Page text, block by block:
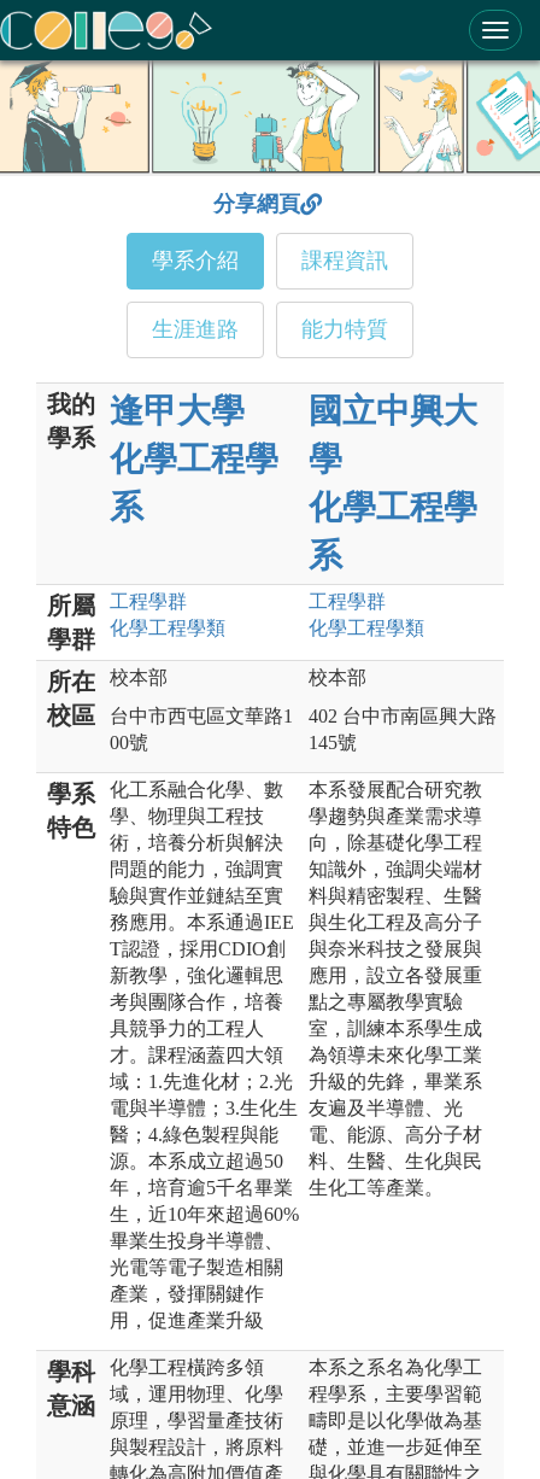
ColleGo! 大學選才與高中育才輔助系統
分享網頁
學系介紹 課程資訊
生涯進路 能力特質
我的
學系
逢甲大學
化學工程學
系
國立中興大
學
化學工程學
系
所屬
學群
工程學群
化學工程學類
工程學群
化學工程學類
所在
校區
校本部
台中市西屯區文華路1
00號
校本部
402 台中市南區興大路
145號
學系
特色
化工系融合化學、數
學、物理與工程技
術，培養分析與解決
問題的能力，強調實
驗與實作並鏈結至實
務應用。本系通過IEE
T認證，採用CDIO創
新教學，強化邏輯思
考與團隊合作，培養
具競爭力的工程人
才。課程涵蓋四大領
域：1.先進化材；2.光
電與半導體；3.生化生
醫；4.綠色製程與能
源。本系成立超過50
年，培育逾5千名畢業
生，近10年來超過60%
畢業生投身半導體、
光電等電子製造相關
產業，發揮關鍵作
用，促進產業升級
本系發展配合研究教
學趨勢與產業需求導
向，除基礎化學工程
知識外，強調尖端材
料與精密製程、生醫
與生化工程及高分子
與奈米科技之發展與
應用，設立各發展重
點之專屬教學實驗
室，訓練本系學生成
為領導未來化學工業
升級的先鋒，畢業系
友遍及半導體、光
電、能源、高分子材
料、生醫、生化與民
生化工等產業。
學科
意涵
化學工程橫跨多領
域，運用物理、化學
原理，學習量產技術
與製程設計，將原料
轉化為高附加價值產
本系之系名為化學工
程學系，主要學習範
疇即是以化學做為基
礎，並進一步延伸至
與化學具有關聯性之